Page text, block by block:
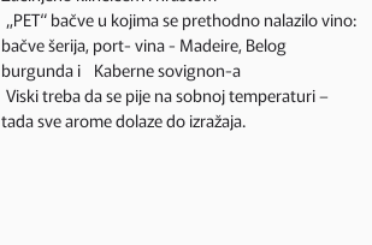
„PET“ bačve u kojima se prethodno nalazilo vino:
bačve šerija, port- vina - Madeire, Belog
burgunda i Kaberne sovignon-a
Viski treba da se pije na sobnoj temperaturi –
tada sve arome dolaze do izražaja.